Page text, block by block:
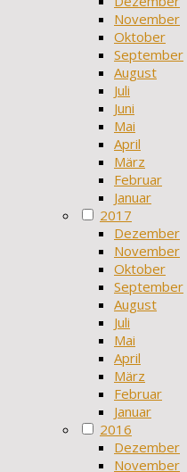
November
Oktober
September
August
Juli
Juni
Mai
April
März
Februar
Januar
2017
Dezember
November
Oktober
September
August
Juli
Mai
April
März
Februar
Januar
2016
Dezember
November